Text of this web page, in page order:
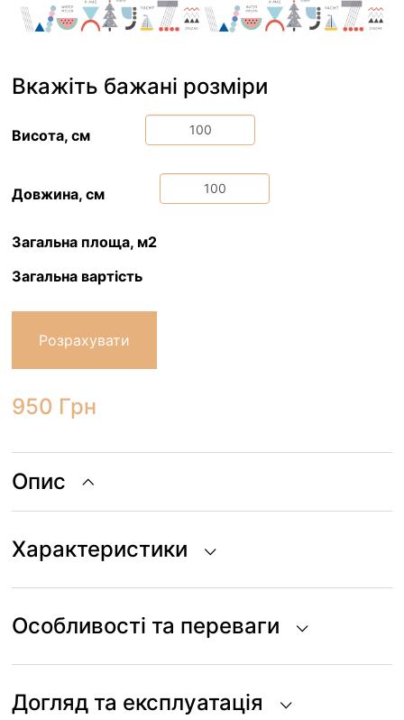
Вкажіть бажані розміри
Висота, см
Довжина, см
Загальна площа, м2
Загальна вартість
Розрахувати
950 Грн
Опис
Характеристики
Особливості та переваги
Догляд та експлуатація